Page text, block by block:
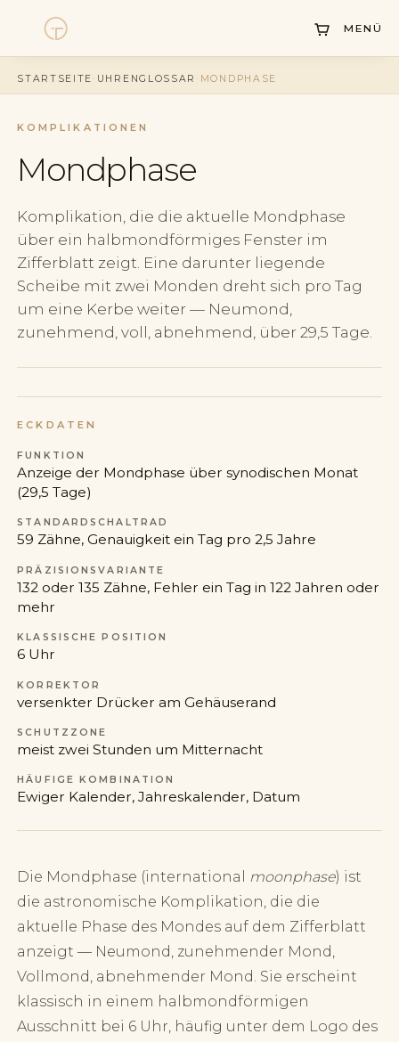
MENÜ
Service
Geschichte
Horology Hub
Kontakt
STARTSEITE · UHRENGLOSSAR · MONDPHASE
KOMPLIKATIONEN
Mondphase
Komplikation, die die aktuelle Mondphase
über ein halbmondförmiges Fenster im
Zifferblatt zeigt. Eine darunter liegende
Scheibe mit zwei Monden dreht sich pro Tag
um eine Kerbe weiter — Neumond,
zunehmend, voll, abnehmend, über 29,5 Tage.
ECKDATEN
FUNKTION
Anzeige der Mondphase über synodischen Monat
(29,5 Tage)
STANDARDSCHALTRAD
59 Zähne, Genauigkeit ein Tag pro 2,5 Jahre
PRÄZISIONSVARIANTE
132 oder 135 Zähne, Fehler ein Tag in 122 Jahren oder
mehr
KLASSISCHE POSITION
6 Uhr
KORREKTOR
versenkter Drücker am Gehäuserand
SCHUTZZONE
meist zwei Stunden um Mitternacht
HÄUFIGE KOMBINATION
Ewiger Kalender, Jahreskalender, Datum
Die Mondphase (international moonphase) ist
die astronomische Komplikation, die die
aktuelle Phase des Mondes auf dem Zifferblatt
anzeigt — Neumond, zunehmender Mond,
Vollmond, abnehmender Mond. Sie erscheint
klassisch in einem halbmondförmigen
Ausschnitt bei 6 Uhr, häufig unter dem Logo des